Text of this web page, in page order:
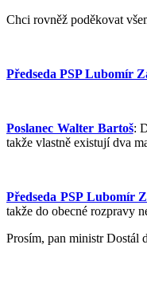
Chci rovněž poděkovat
Předseda PSP Lubomír
Poslanec Walter Bartoš:
takže vlastně existují dva
Předseda PSP Lubomír
takže do obecné rozpravy
Prosím, pan ministr Dostál